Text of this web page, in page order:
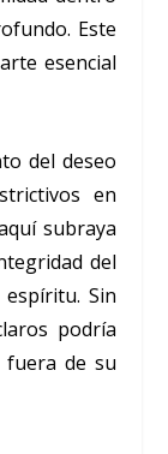
Este
esencial
del deseo
en
subraya
del
Sin
podría
fuera de su